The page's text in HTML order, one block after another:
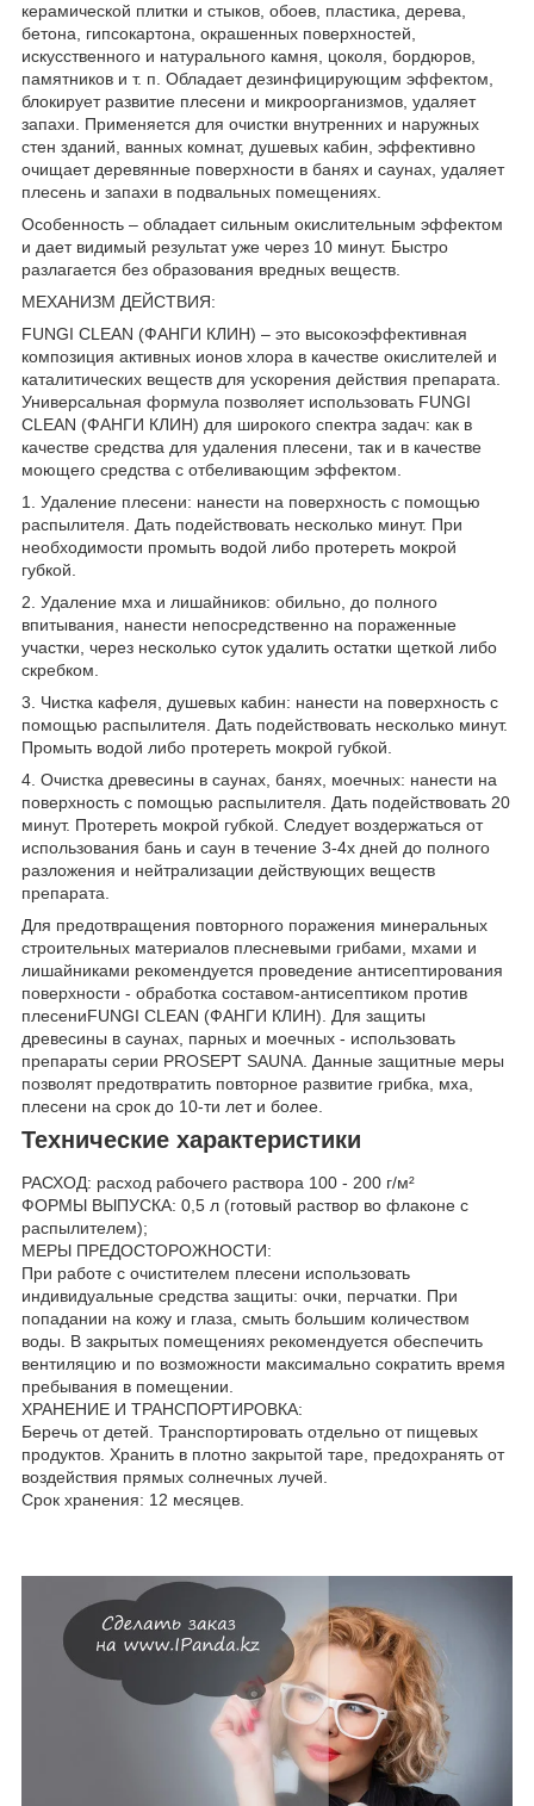
керамической плитки и стыков, обоев, пластика, дерева,
бетона, гипсокартона, окрашенных поверхностей,
искусственного и натурального камня, цоколя, бордюров,
памятников и т. п. Обладает дезинфицирующим эффектом,
блокирует развитие плесени и микроорганизмов, удаляет
запахи. Применяется для очистки внутренних и наружных
стен зданий, ванных комнат, душевых кабин, эффективно
очищает деревянные поверхности в банях и саунах, удаляет
плесень и запахи в подвальных помещениях.
Особенность – обладает сильным окислительным эффектом
и дает видимый результат уже через 10 минут. Быстро
разлагается без образования вредных веществ.
МЕХАНИЗМ ДЕЙСТВИЯ:
FUNGI CLEAN (ФАНГИ КЛИН) – это высокоэффективная
композиция активных ионов хлора в качестве окислителей и
каталитических веществ для ускорения действия препарата.
Универсальная формула позволяет использовать FUNGI
CLEAN (ФАНГИ КЛИН) для широкого спектра задач: как в
качестве средства для удаления плесени, так и в качестве
моющего средства с отбеливающим эффектом.
1. Удаление плесени: нанести на поверхность с помощью
распылителя. Дать подействовать несколько минут. При
необходимости промыть водой либо протереть мокрой
губкой.
2. Удаление мха и лишайников: обильно, до полного
впитывания, нанести непосредственно на пораженные
участки, через несколько суток удалить остатки щеткой либо
скребком.
3. Чистка кафеля, душевых кабин: нанести на поверхность с
помощью распылителя. Дать подействовать несколько минут.
Промыть водой либо протереть мокрой губкой.
4. Очистка древесины в саунах, банях, моечных: нанести на
поверхность с помощью распылителя. Дать подействовать 20
минут. Протереть мокрой губкой. Следует воздержаться от
использования бань и саун в течение 3-4х дней до полного
разложения и нейтрализации действующих веществ
препарата.
Для предотвращения повторного поражения минеральных
строительных материалов плесневыми грибами, мхами и
лишайниками рекомендуется проведение антисептирования
поверхности - обработка составом-антисептиком против
плесениFUNGI CLEAN (ФАНГИ КЛИН). Для защиты
древесины в саунах, парных и моечных - использовать
препараты серии PROSEPT SAUNA. Данные защитные меры
позволят предотвратить повторное развитие грибка, мха,
плесени на срок до 10-ти лет и более.
Технические характеристики
РАСХОД: расход рабочего раствора 100 - 200 г/м²
ФОРМЫ ВЫПУСКА: 0,5 л (готовый раствор во флаконе с
распылителем);
МЕРЫ ПРЕДОСТОРОЖНОСТИ:
При работе с очистителем плесени использовать
индивидуальные средства защиты: очки, перчатки. При
попадании на кожу и глаза, смыть большим количеством
воды. В закрытых помещениях рекомендуется обеспечить
вентиляцию и по возможности максимально сократить время
пребывания в помещении.
ХРАНЕНИЕ И ТРАНСПОРТИРОВКА:
Беречь от детей. Транспортировать отдельно от пищевых
продуктов. Хранить в плотно закрытой таре, предохранять от
воздействия прямых солнечных лучей.
Срок хранения: 12 месяцев.